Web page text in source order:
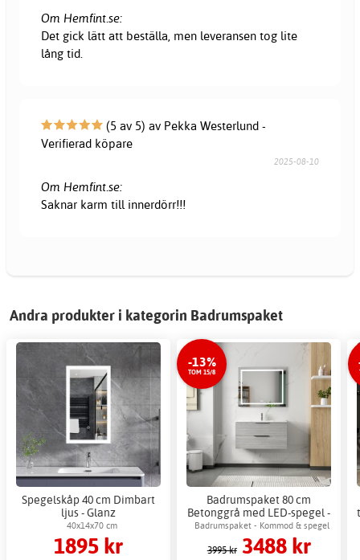
Om Hemfint.se:
Det gick lätt att beställa, men leveransen tog lite
lång tid.
(5 av 5) av Pekka Westerlund -
Verifierad köpare
2025-08-10
Om Hemfint.se:
Saknar karm till innerdörr!!!
Andra produkter i kategorin Badrumspaket
Spegelskåp 40 cm Dimbart
ljus - Glanz
40x14x70 cm
1895 kr
-13%
TOM 15/8
Badrumspaket 80 cm
Betonggrå med LED-spegel -
London + 2.00 x Badrumskrok
Badrumspaket - Kommod & spegel
med LED-belysning
3995 kr 3488 kr